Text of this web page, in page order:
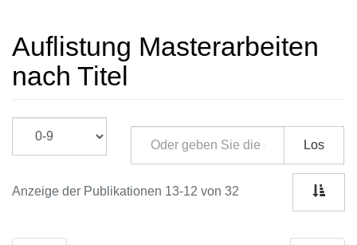
Auflistung Masterarbeiten
nach Titel
Los
Anzeige der Publikationen 13-12 von 32